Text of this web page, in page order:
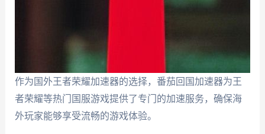
作为国外王者荣耀加速器的选择，番茄回国加速器为王
者荣耀等热门国服游戏提供了专门的加速服务，确保海
外玩家能够享受流畅的游戏体验。